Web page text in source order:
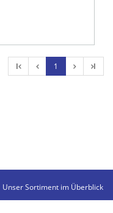
l 1 l
Unser Sortiment im Überblick